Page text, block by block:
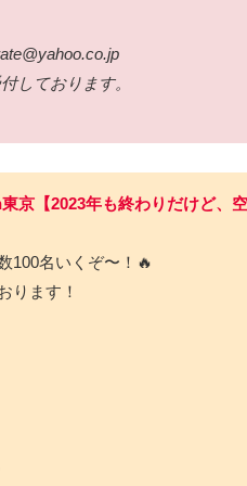
ております。
京【2023年も終わりだけど、空
100名いくぞ〜！🔥
ります！